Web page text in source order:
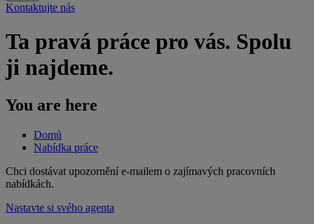
Kontaktujte nás
Ta pravá práce pro vás. Spolu
ji najdeme.
You are here
Domů
Nabídka práce
​Chci dostávat upozornění e-mailem o zajímavých pracovních
nabídkách.
Nastavte si svého agenta